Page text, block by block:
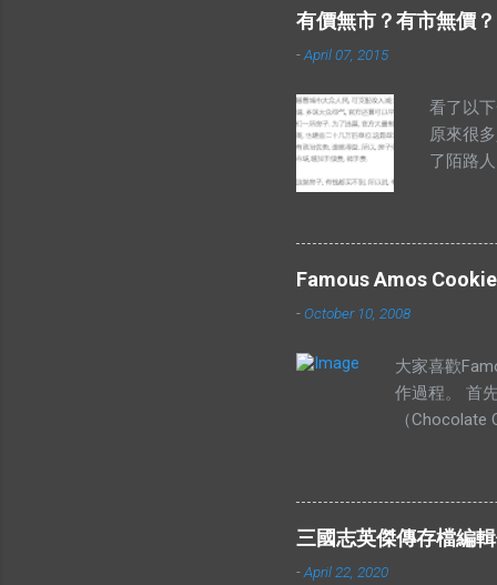
有價無市？有市無價？
-April 07, 2015
看了以
原來很
了陌路
釋為高
卻沒有
理 有人
賣。他
賣。你
很多人
價”這兩
Famous Amos
-October 10, 2008
大家喜歡
作過程。 首
（
以後，我們
然後就可以
像一下的大
三國志英傑傳存檔編
-April 22, 2020